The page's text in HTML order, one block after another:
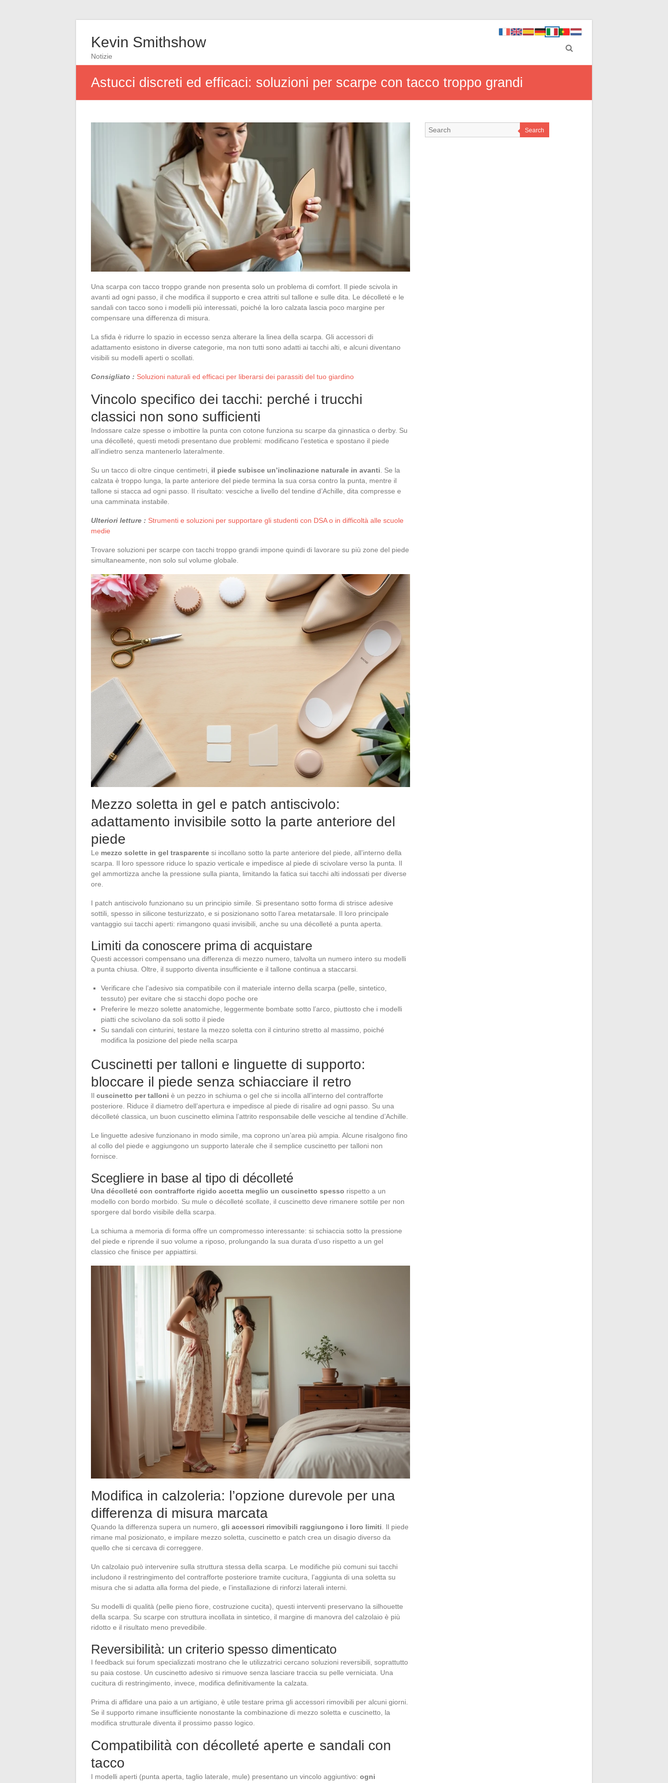
Kevin Smithshow
Notizie
Astucci discreti ed efficaci: soluzioni per scarpe con tacco troppo grandi
Una scarpa con tacco troppo grande non presenta solo un problema di comfort. Il piede scivola in
avanti ad ogni passo, il che modifica il supporto e crea attriti sul tallone e sulle dita. Le décolleté e le
sandali con tacco sono i modelli più interessati, poiché la loro calzata lascia poco margine per
compensare una differenza di misura.
La sfida è ridurre lo spazio in eccesso senza alterare la linea della scarpa. Gli accessori di
adattamento esistono in diverse categorie, ma non tutti sono adatti ai tacchi alti, e alcuni diventano
visibili su modelli aperti o scollati.
Consigliato : Soluzioni naturali ed efficaci per liberarsi dei parassiti del tuo giardino
Vincolo specifico dei tacchi: perché i trucchi
classici non sono sufficienti
Indossare calze spesse o imbottire la punta con cotone funziona su scarpe da ginnastica o derby. Su
una décolleté, questi metodi presentano due problemi: modificano l’estetica e spostano il piede
all’indietro senza mantenerlo lateralmente.
Su un tacco di oltre cinque centimetri, il piede subisce un’inclinazione naturale in avanti . Se la
calzata è troppo lunga, la parte anteriore del piede termina la sua corsa contro la punta, mentre il
tallone si stacca ad ogni passo. Il risultato: vesciche a livello del tendine d’Achille, dita compresse e
una camminata instabile.
Ulteriori letture : Strumenti e soluzioni per supportare gli studenti con DSA o in difficoltà alle scuole
medie
Trovare soluzioni per scarpe con tacchi troppo grandi impone quindi di lavorare su più zone del piede
simultaneamente, non solo sul volume globale.
Mezzo soletta in gel e patch antiscivolo:
adattamento invisibile sotto la parte anteriore del
piede
Le mezzo solette in gel trasparente si incollano sotto la parte anteriore del piede, all’interno della
scarpa. Il loro spessore riduce lo spazio verticale e impedisce al piede di scivolare verso la punta. Il
gel ammortizza anche la pressione sulla pianta, limitando la fatica sui tacchi alti indossati per diverse
ore.
I patch antiscivolo funzionano su un principio simile. Si presentano sotto forma di strisce adesive
sottili, spesso in silicone testurizzato, e si posizionano sotto l’area metatarsale. Il loro principale
vantaggio sui tacchi aperti: rimangono quasi invisibili, anche su una décolleté a punta aperta.
Limiti da conoscere prima di acquistare
Questi accessori compensano una differenza di mezzo numero, talvolta un numero intero su modelli
a punta chiusa. Oltre, il supporto diventa insufficiente e il tallone continua a staccarsi.
Verificare che l’adesivo sia compatibile con il materiale interno della scarpa (pelle, sintetico,
tessuto) per evitare che si stacchi dopo poche ore
Preferire le mezzo solette anatomiche, leggermente bombate sotto l’arco, piuttosto che i modelli
piatti che scivolano da soli sotto il piede
Su sandali con cinturini, testare la mezzo soletta con il cinturino stretto al massimo, poiché
modifica la posizione del piede nella scarpa
Cuscinetti per talloni e linguette di supporto:
bloccare il piede senza schiacciare il retro
Il cuscinetto per talloni è un pezzo in schiuma o gel che si incolla all’interno del contrafforte
posteriore. Riduce il diametro dell’apertura e impedisce al piede di risalire ad ogni passo. Su una
décolleté classica, un buon cuscinetto elimina l’attrito responsabile delle vesciche al tendine d’Achille.
Le linguette adesive funzionano in modo simile, ma coprono un’area più ampia. Alcune risalgono fino
al collo del piede e aggiungono un supporto laterale che il semplice cuscinetto per talloni non
fornisce.
Scegliere in base al tipo di décolleté
Una décolleté con contrafforte rigido accetta meglio un cuscinetto spesso rispetto a un
modello con bordo morbido. Su mule o décolleté scollate, il cuscinetto deve rimanere sottile per non
sporgere dal bordo visibile della scarpa.
La schiuma a memoria di forma offre un compromesso interessante: si schiaccia sotto la pressione
del piede e riprende il suo volume a riposo, prolungando la sua durata d’uso rispetto a un gel
classico che finisce per appiattirsi.
Modifica in calzoleria: l’opzione durevole per una
differenza di misura marcata
Quando la differenza supera un numero, gli accessori rimovibili raggiungono i loro limiti . Il piede
rimane mal posizionato, e impilare mezzo soletta, cuscinetto e patch crea un disagio diverso da
quello che si cercava di correggere.
Un calzolaio può intervenire sulla struttura stessa della scarpa. Le modifiche più comuni sui tacchi
includono il restringimento del contrafforte posteriore tramite cucitura, l’aggiunta di una soletta su
misura che si adatta alla forma del piede, e l’installazione di rinforzi laterali interni.
Su modelli di qualità (pelle pieno fiore, costruzione cucita), questi interventi preservano la silhouette
della scarpa. Su scarpe con struttura incollata in sintetico, il margine di manovra del calzolaio è più
ridotto e il risultato meno prevedibile.
Reversibilità: un criterio spesso dimenticato
I feedback sui forum specializzati mostrano che le utilizzatrici cercano soluzioni reversibili, soprattutto
su paia costose. Un cuscinetto adesivo si rimuove senza lasciare traccia su pelle verniciata. Una
cucitura di restringimento, invece, modifica definitivamente la calzata.
Prima di affidare una paio a un artigiano, è utile testare prima gli accessori rimovibili per alcuni giorni.
Se il supporto rimane insufficiente nonostante la combinazione di mezzo soletta e cuscinetto, la
modifica strutturale diventa il prossimo passo logico.
Compatibilità con décolleté aperte e sandali con
tacco
I modelli aperti (punta aperta, taglio laterale, mule) presentano un vincolo aggiuntivo: ogni
Search